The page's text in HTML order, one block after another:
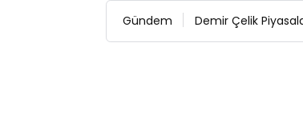
Gündem Demir Çelik